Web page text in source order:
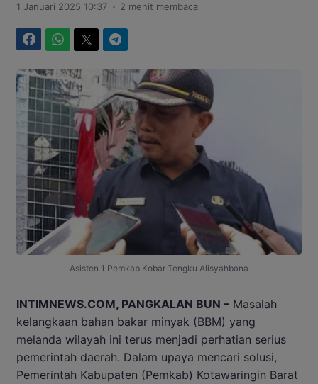
1 Januari 2025 10:37 . 2 menit membaca
Asisten 1 Pemkab Kobar Tengku Alisyahbana
INTIMNEWS.COM, PANGKALAN BUN – Masalah
kelangkaan bahan bakar minyak (BBM) yang
melanda wilayah ini terus menjadi perhatian serius
pemerintah daerah. Dalam upaya mencari solusi,
Pemerintah Kabupaten (Pemkab) Kotawaringin Barat